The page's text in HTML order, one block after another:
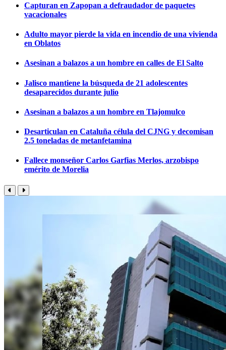
Capturan en Zapopan a defraudador de paquetes
vacacionales
Adulto mayor pierde la vida en incendio de una vivienda
en Oblatos
Asesinan a balazos a un hombre en calles de El Salto
Jalisco mantiene la búsqueda de 21 adolescentes
desaparecidos durante julio
Asesinan a balazos a un hombre en Tlajomulco
Desarticulan en Cataluña célula del CJNG y decomisan
2.5 toneladas de metanfetamina
Fallece monseñor Carlos Garfias Merlos, arzobispo
emérito de Morelia